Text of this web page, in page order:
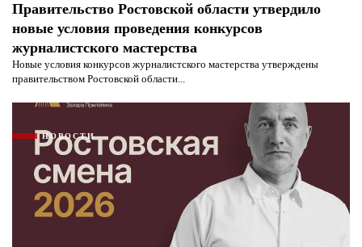
Правительство Ростовской области утвердило
новые условия проведения конкурсов
журналистского мастерства
Новые условия конкурсов журналистского мастерства утверждены
правительством Ростовской области...
НОВОСТИ